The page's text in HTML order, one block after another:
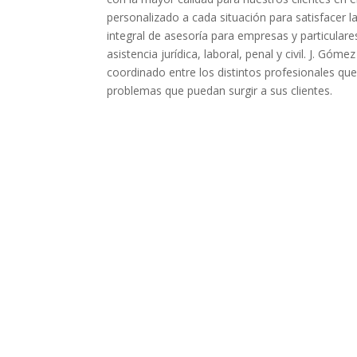
personalizado a cada situación para satisfacer
integral de asesoría para empresas y
asistencia jurídica, laboral, penal y civil. J.
coordinado entre los distintos profesionales
problemas que puedan surgir a sus clientes.